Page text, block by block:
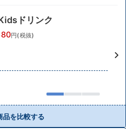
ドリンク
円(税抜)
品を比較する